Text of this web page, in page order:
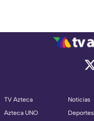
TV Azteca
Azteca UNO
Noticias
Deportes